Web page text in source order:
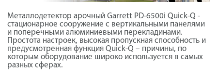
Металлодетектор арочный Garrett PD-6500i Quick-Q -
стационарное сооружение с вертикальными панелями
и поперечными алюминиевыми перекладинами.
Простота настроек, высокая пропускная способность и
предусмотренная функция Quick-Q – причины, по
которым оборудование широко используется в самых
разных сферах.